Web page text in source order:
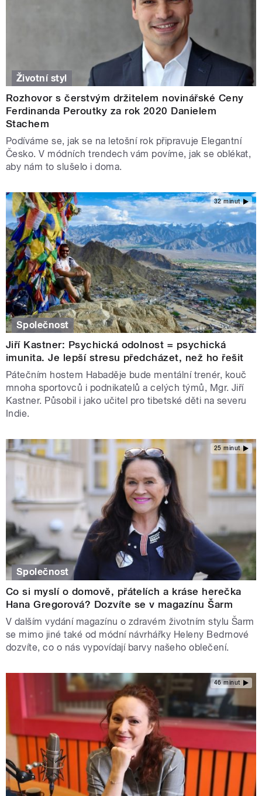
Životní styl
Rozhovor s čerstvým držitelem novinářské Ceny
Ferdinanda Peroutky za rok 2020 Danielem
Stachem
Podíváme se, jak se na letošní rok připravuje Elegantní
Česko. V módních trendech vám povíme, jak se oblékat,
aby nám to slušelo i doma.
32 minut
Společnost
Jiří Kastner: Psychická odolnost = psychická
imunita. Je lepší stresu předcházet, než ho řešit
Pátečním hostem Habaděje bude mentální trenér, kouč
mnoha sportovců i podnikatelů a celých týmů, Mgr. Jiří
Kastner. Působil i jako učitel pro tibetské děti na severu
Indie.
25 minut
Společnost
Co si myslí o domově, přátelích a kráse herečka
Hana Gregorová? Dozvíte se v magazínu Šarm
V dalším vydání magazínu o zdravém životním stylu Šarm
se mimo jiné také od módní návrhářky Heleny Bedrnové
dozvíte, co o nás vypovídají barvy našeho oblečení.
46 minut